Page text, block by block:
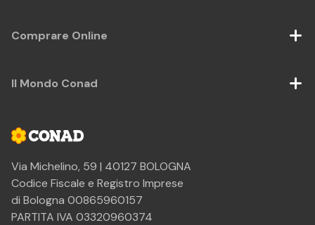
Via Michelino, 59 | 40127 BOLOGNA
Codice Fiscale e Registro Imprese
di Bologna 00865960157
PARTITA IVA 03320960374
Comprare Online
Il Mondo Conad